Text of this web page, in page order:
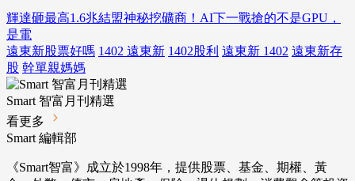
輝達砸最高1.6兆結盟神秘挖礦商！AI下一戰搶的不是GPU，
是電
遠東新股票好嗎 1402 遠東新 1402股利 遠東新 1402 遠東新存
股 幹單親媽媽
Smart 智富月刊精選
看更多
Smart 編輯部
《Smart智富》成立於1998年，提供股票、基金、期權、黃